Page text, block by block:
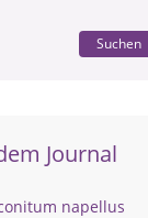
Suchen
Journal
napellus